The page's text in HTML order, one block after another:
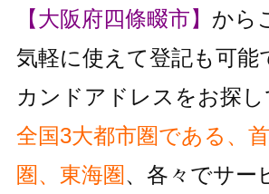
【大阪府四條畷市】 から
気軽に使えて登記も可能
カンドアドレスをお探し
全国3大都市圏である、
圏、東海圏、各々でサー